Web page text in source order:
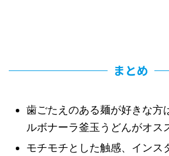
まとめ
歯ごたえのある麺が好きな方
ルボナーラ釜玉うどんがオス
モチモチとした触感、インス